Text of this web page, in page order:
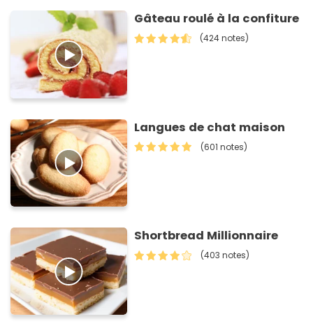
Gâteau roulé à la confiture
(424 notes)
Langues de chat maison
(601 notes)
Shortbread Millionnaire
(403 notes)